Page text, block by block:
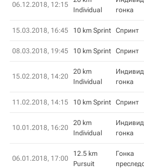
06.12.2018, 12:15
Individual
гонка
15.03.2018, 16:45 10 km Sprint Спринт
08.03.2018, 19:45 10 km Sprint Спринт
15.02.2018, 14:20
20 km
Individual
гонка
11.02.2018, 14:15 10 km Sprint Спринт
10.01.2018, 16:20
20 km
Individual
гонка
06.01.2018, 17:00
12.5 km
Pursuit
Гонка